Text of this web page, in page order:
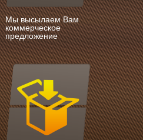
Мы высылаем Вам
коммерческое
предложение